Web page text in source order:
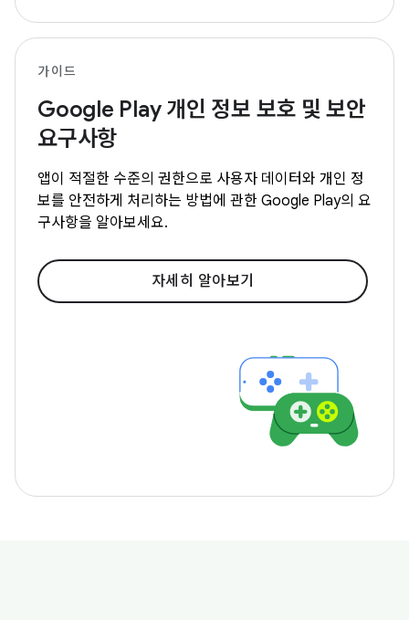
가이드
Google Play 개인 정보 보호 및 보안
요구사항
앱이 적절한 수준의 권한으로 사용자 데이터와 개인 정
보를 안전하게 처리하는 방법에 관한 Google Play의 요
구사항을 알아보세요.
자세히 알아보기